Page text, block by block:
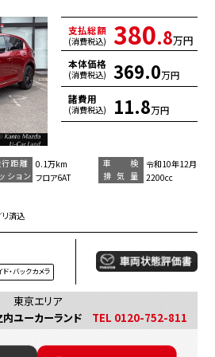
支払総額
(消費税込) 380.8万円
本体価格
(消費税込) 369.0万円
諸費用
(消費税込) 11.8万円
行距離 0.1万km 車 検
令和10年12月
ション フロア6AT 排気量
2200cc
済込
・バックカメラ
東京エリア
ユーカーランド
TEL 0120-752-811